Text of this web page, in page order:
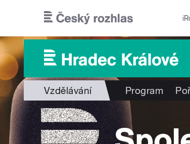
Vzdělávání Program